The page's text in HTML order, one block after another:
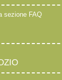
sezione FAQ